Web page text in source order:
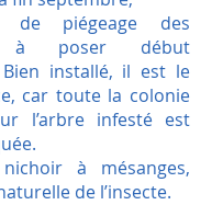
de piégeage des
à poser début
Bien installé, il est le
car toute la colonie
l’arbre infesté est
à mésanges,
de l’insecte.